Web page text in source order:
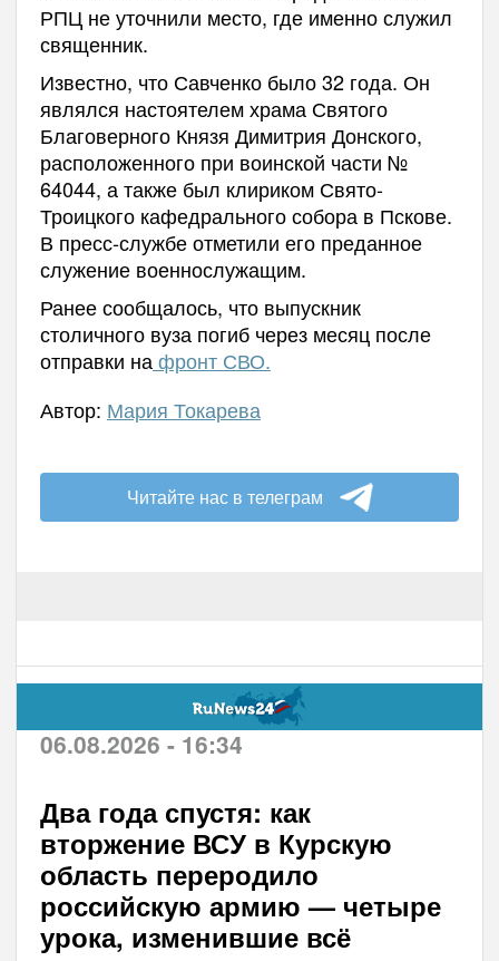
РПЦ не уточнили место, где именно служил
священник.
Известно, что Савченко было 32 года. Он
являлся настоятелем храма Святого
Благоверного Князя Димитрия Донского,
расположенного при воинской части №
64044, а также был клириком Свято-
Троицкого кафедрального собора в Пскове.
В пресс-службе отметили его преданное
служение военнослужащим.
Ранее сообщалось, что выпускник
столичного вуза погиб через месяц после
отправки нафронт СВО.
Автор: Мария Токарева
Читайте нас в телеграм
06.08.2026 - 16:34
Два года спустя: как
вторжение ВСУ в Курскую
область переродило
российскую армию — четыре
урока, изменившие всё